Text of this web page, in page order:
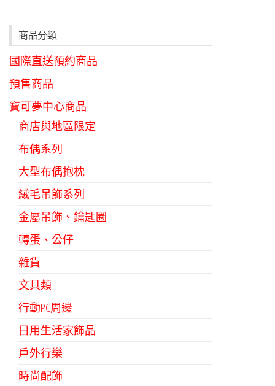
商品分類
國際直送預約商品
預售商品
寶可夢中心商品
商店與地區限定
布偶系列
大型布偶抱枕
絨毛吊飾系列
金屬吊飾、鑰匙圈
轉蛋、公仔
雜貨
文具類
行動PC周邊
日用生活家飾品
戶外行樂
時尚配飾